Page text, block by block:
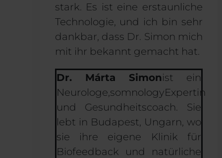
stark. Es ist eine erstaunliche
Technologie, und ich bin sehr
dankbar, dass Dr. Simon mich
mit ihr bekannt gemacht hat.
Dr. Márta Simonist ein
Neurologe, somnologyExpertin
und Gesundheitscoach. Sie
lebt in Budapest, Ungarn wo
sie ihre eigene Klinik für
Biofeedback und natürliche